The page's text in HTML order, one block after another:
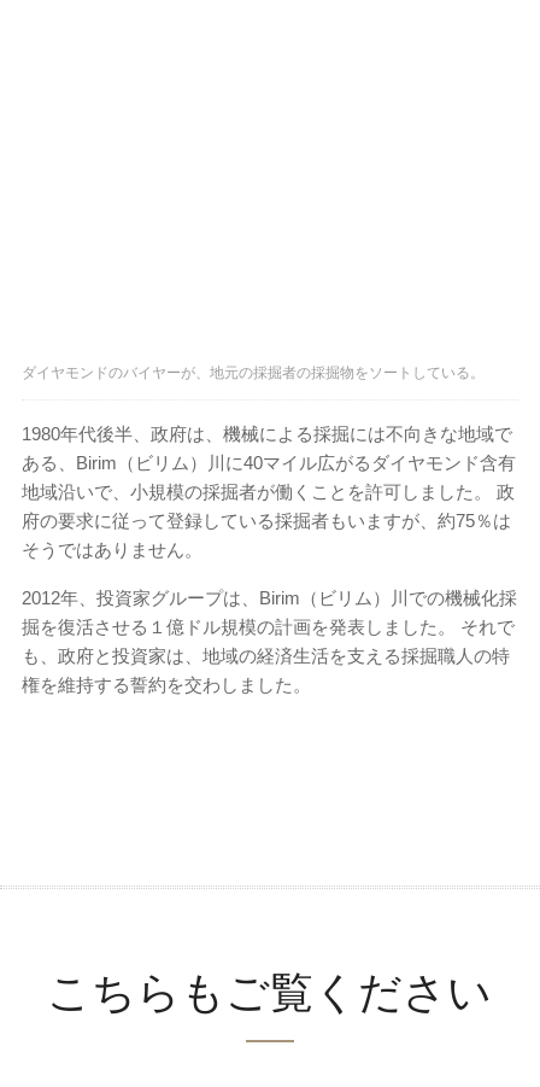
ダイヤモンドのバイヤーが、地元の採掘者の採掘物をソートしている。
1980年代後半、政府は、機械による採掘には不向きな地域で
ある、Birim（ビリム）川に40マイル広がるダイヤモンド含有
地域沿いで、小規模の採掘者が働くことを許可しました。 政
府の要求に従って登録している採掘者もいますが、約75％は
そうではありません。
2012年、投資家グループは、Birim（ビリム）川での機械化採
掘を復活させる１億ドル規模の計画を発表しました。 それで
も、政府と投資家は、地域の経済生活を支える採掘職人の特
権を維持する誓約を交わしました。
こちらもご覧ください